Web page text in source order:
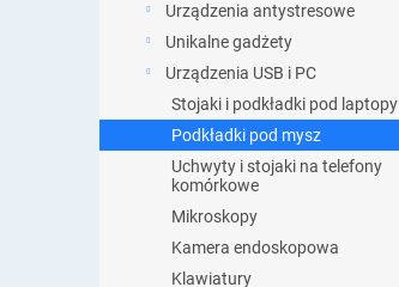
Urządzenia antystresowe
Unikalne gadżety
Urządzenia USB i PC
Stojaki i podkładki pod laptopy
Podkładki pod mysz
Uchwyty i stojaki na telefony
komórkowe
Mikroskopy
Kamera endoskopowa
Klawiatury